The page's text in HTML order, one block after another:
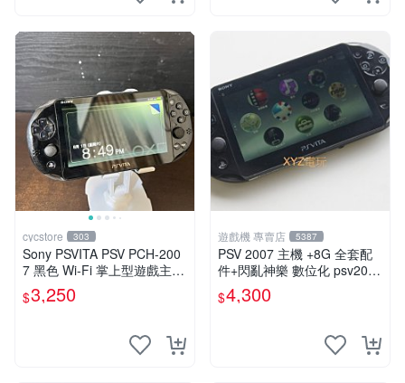
cycstore 303
Sony PSVITA PSV PCH-200
7 黑色 Wi-Fi 掌上型遊戲主機
輕薄版 OLED後繼機 收藏熱
門
$3,250
遊戲機 專賣店 5387
PSV 2007 主機 +8G 全套配
件+閃亂神樂 數位化 psv2007
主機
$4,300